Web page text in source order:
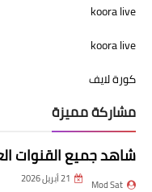
koora live
koora live
كورة لايف
مشاركة مميزة
شاهد جميع القنوات
Mod Sat 21 أبريل 2026